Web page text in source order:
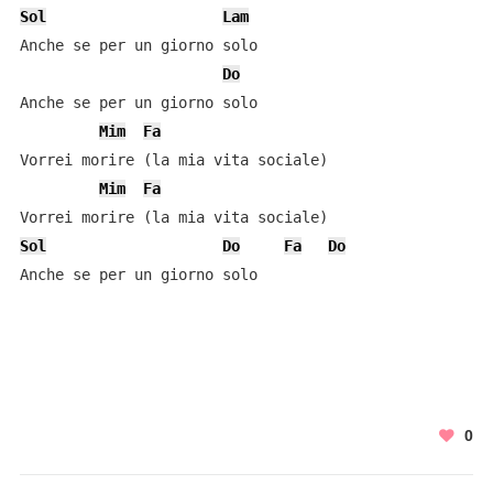
Sol
Lam
Anche se per un giorno solo
Do
Anche se per un giorno solo
Mim
Fa
Vorrei morire (la mia vita sociale)
Mim
Fa
Sol
Do Fa
Do
Anche se per un giorno solo
0